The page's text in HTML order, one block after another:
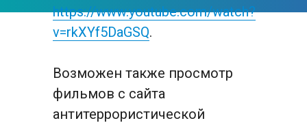
https://www.youtube.com/watch?
v=rkXYf5DaGSQ.
Возможен также просмотр
фильмов с сайта
антитеррористической